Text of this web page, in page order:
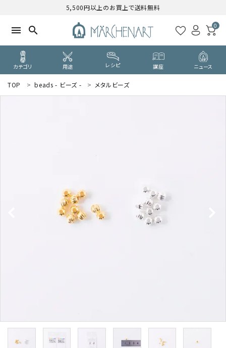
5,500円以上のお買上で送料無料
menu search 0
カテゴリ 用途 レシピ 講座 ニュース
search
カテゴリーから探す
SHOP
店舗
TOP beads - ビーズ - メタルビーズ